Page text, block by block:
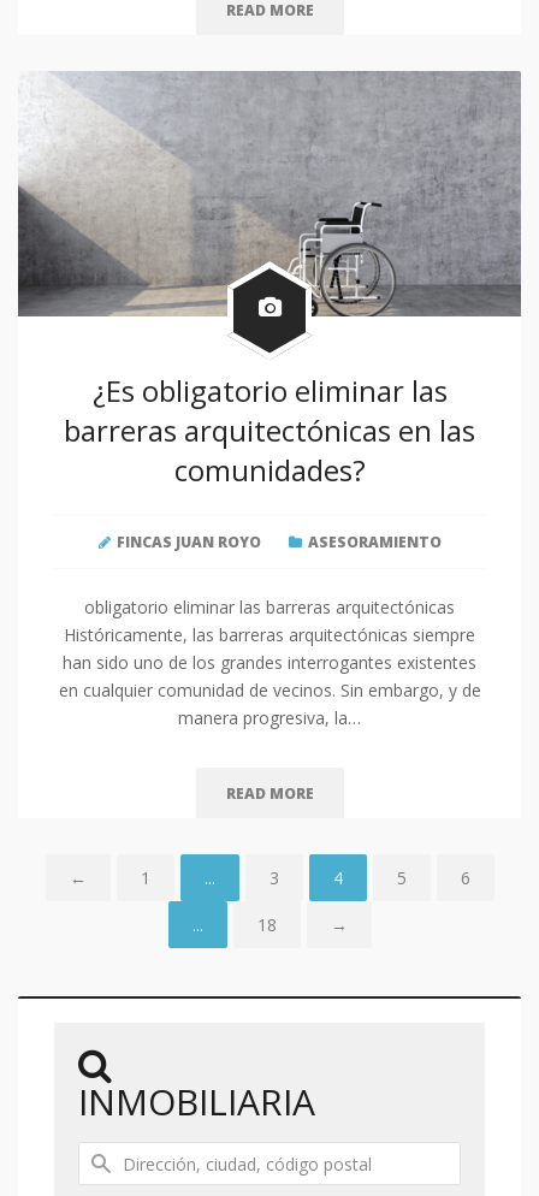
READ MORE
¿Es obligatorio eliminar las
barreras arquitectónicas en las
comunidades?
FINCAS JUAN ROYO ASESORAMIENTO
obligatorio eliminar las barreras arquitectónicas
Históricamente, las barreras arquitectónicas siempre
han sido uno de los grandes interrogantes existentes
en cualquier comunidad de vecinos. Sin embargo, y de
manera progresiva, la…
READ MORE
← 1 ... 3 4 5 6
... 18 →
INMOBILIARIA